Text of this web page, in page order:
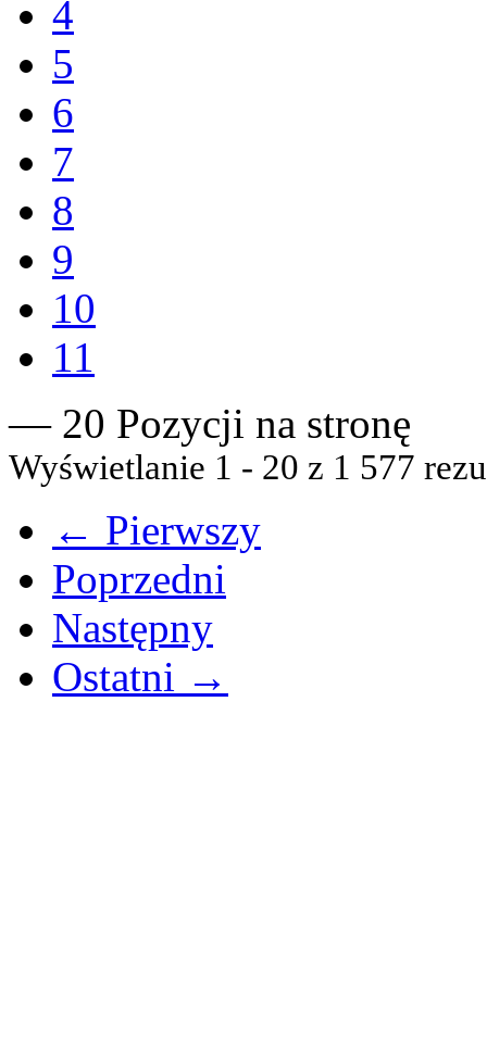
4
5
6
7
8
9
10
11
— 20 Pozycji na stronę
Wyświetlanie 1 - 20 z 1 577
← Pierwszy
Poprzedni
Następny
Ostatni →